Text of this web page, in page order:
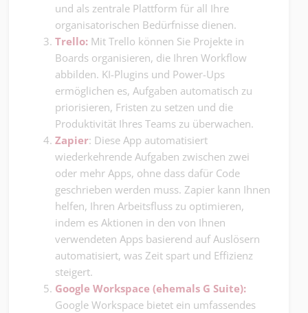
und als zentrale Plattform für all Ihre
organisatorischen Bedürfnisse dienen.
Trello: Mit Trello können Sie Projekte in
Boards organisieren, die Ihren Workflow
abbilden. KI-Plugins und Power-Ups
ermöglichen es, Aufgaben automatisch zu
priorisieren, Fristen zu setzen und die
Produktivität Ihres Teams zu überwachen.
Zapier: Diese App automatisiert
wiederkehrende Aufgaben zwischen zwei
oder mehr Apps, ohne dass dafür Code
geschrieben werden muss. Zapier kann Ihnen
helfen, Ihren Arbeitsfluss zu optimieren,
indem es Aktionen in den von Ihnen
verwendeten Apps basierend auf Auslösern
automatisiert, was Zeit spart und Effizienz
steigert.
Google Workspace (ehemals G Suite):
Google Workspace bietet ein umfassendes